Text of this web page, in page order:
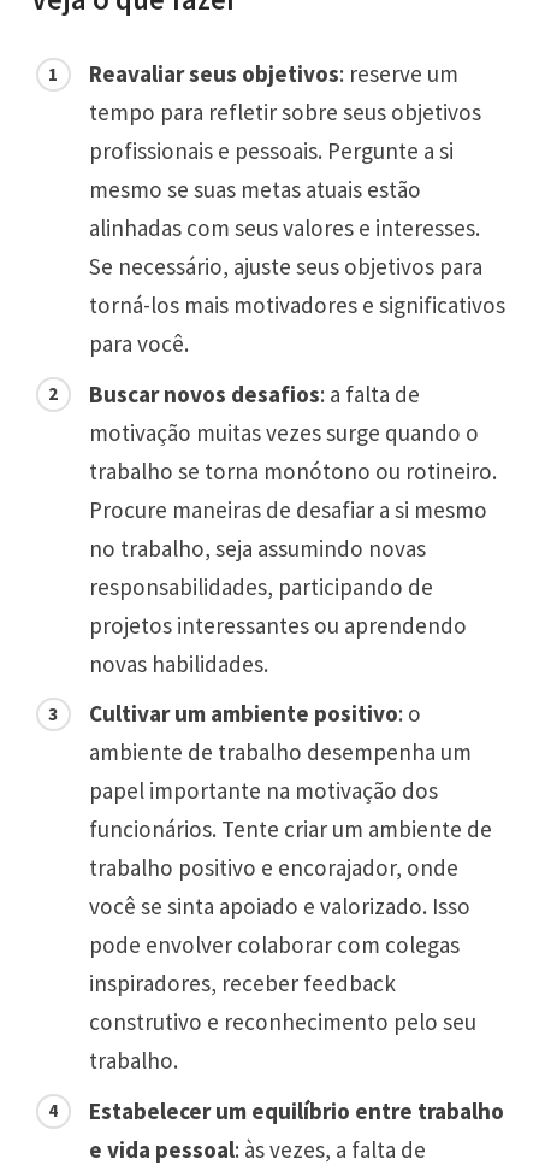
Reavaliar seus objetivos: reserve um
tempo para refletir sobre seus objetivos
profissionais e pessoais. Pergunte a si
mesmo se suas metas atuais estão
alinhadas com seus valores e interesses.
Se necessário, ajuste seus objetivos para
torná-los mais motivadores e significativos
para você.
Buscar novos desafios: a falta de
motivação muitas vezes surge quando o
trabalho se torna monótono ou rotineiro.
Procure maneiras de desafiar a si mesmo
no trabalho, seja assumindo novas
responsabilidades, participando de
projetos interessantes ou aprendendo
novas habilidades.
Cultivar um ambiente positivo: o
ambiente de trabalho desempenha um
papel importante na motivação dos
funcionários. Tente criar um ambiente de
trabalho positivo e encorajador, onde
você se sinta apoiado e valorizado. Isso
pode envolver colaborar com colegas
inspiradores, receber feedback
construtivo e reconhecimento pelo seu
trabalho.
Estabelecer um equilíbrio entre trabalho
e vida pessoal: às vezes, a falta de